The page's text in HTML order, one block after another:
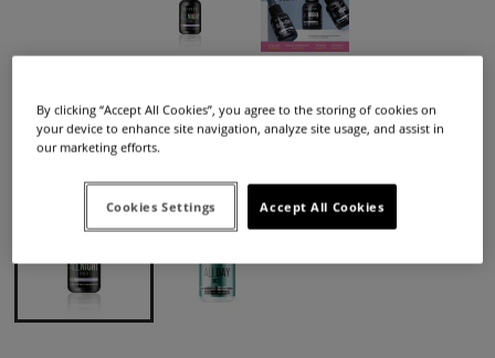
Cena nie zawiera ewentualnych kosztów płatności
sprawdź formy dostawy
17,99 zł
By clicking “Accept All Cookies”, you agree to the storing of cookies on
your device to enhance site navigation, analyze site usage, and assist in
our marketing efforts.
Accept All Cookies
Cookies Settings